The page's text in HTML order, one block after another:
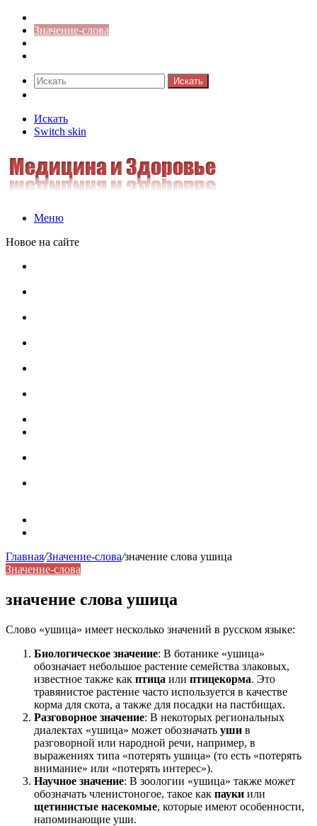
Значение-слова
Искать
Искать
Switch skin
Меню
Новое на сайте
Главная/Значение-слова/значение слова ушица
Значение-слова
значение слова ушица
Слово «ушица» имеет несколько значений в русском языке:
Биологическое значение: В ботанике «ушица»
обозначает небольшое растение семейства злаковых,
известное также как птица или птицекорма. Это
травянистое растение часто используется в качестве
корма для скота, а также для посадки на пастбищах.
Разговорное значение: В некоторых региональных
диалектах «ушица» может обозначать уши в
разговорной или народной речи, например, в
выражениях типа «потерять ушица» (то есть «потерять
внимание» или «потерять интерес»).
Научное значение: В зоологии «ушица» также может
обозначать членистоногое, такое как пауки или
щетинистые насекомые, которые имеют особенности,
напоминающие уши.